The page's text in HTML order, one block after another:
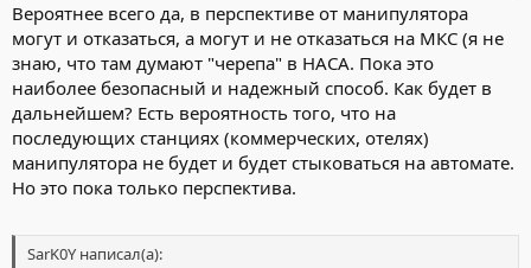
Вероятнее всего да, в перспективе от манипулятора
могут и отказаться, а могут и не отказаться на МКС (я не
знаю, что там думают "черепа" в НАСА. Пока это
наиболее безопасный и надежный способ. Как будет в
дальнейшем? Есть вероятность того, что на
последующих станциях (коммерческих, отелях)
манипулятора не будет и будет стыковаться на автомате.
Но это пока только перспектива.
SarK0Y написал(а):